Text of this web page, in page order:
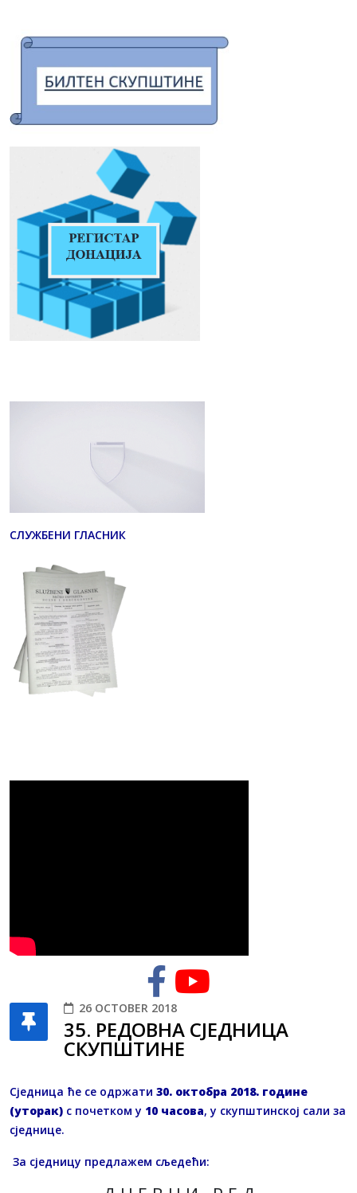
СЛУЖБЕНИ ГЛАСНИК
26 OCTOBER 2018
35. РЕДОВНA СЈЕДНИЦA
СКУПШТИНЕ
Сједница ће се одржати 30. октобра 2018. године
(уторак) с почетком у 10 часова, у скупштинској сали за
сједнице.
За сједницу предлажем сљедећи: